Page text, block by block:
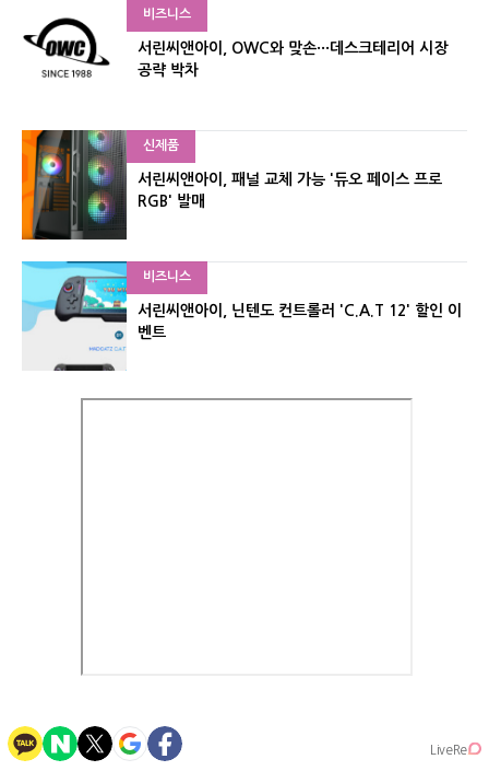
비즈니스
서린씨앤아이, OWC와 맞손···데스크테리어 시장
공략 박차
신제품
서린씨앤아이, 패널 교체 가능 '듀오 페이스 프로
RGB' 발매
비즈니스
서린씨앤아이, 닌텐도 컨트롤러 'C.A.T 12' 할인 이
벤트